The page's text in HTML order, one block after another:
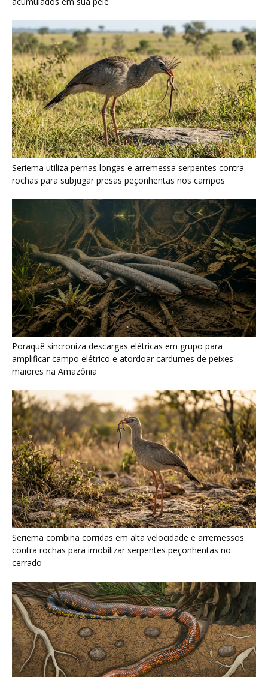
Poraquê sincroniza descargas elétricas em grupo para
amplificar campo elétrico e atordoar cardumes de peixes
maiores na Amazônia
Seriema combina corridas em alta velocidade e arremessos
contra rochas para imobilizar serpentes peçonhentas no
cerrado
Serpente escavadora brasileira Tametara mirim reescreve a
evolução dos répteis